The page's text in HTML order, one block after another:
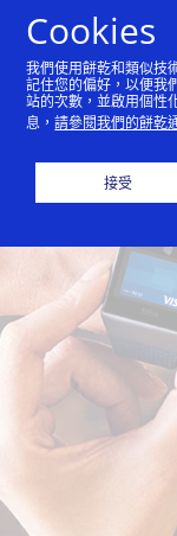
Cookies
我們使用餅乾和類似技
記住您的偏好，以便我
站的次數，並啟用個性
息，請參閱我們的餅乾
接受